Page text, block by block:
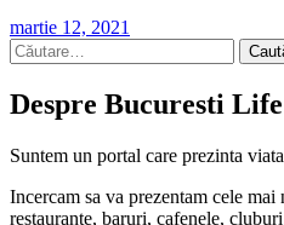
martie 12, 2021
Caută
după:
Despre Bucuresti Life
Suntem un portal care prezinta
Incercam sa va prezentam cele
restaurante, baruri, cafenele,